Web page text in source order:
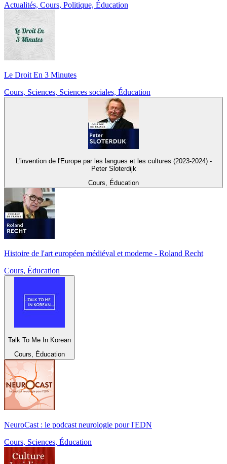
Actualités, Cours, Politique, Éducation
Le Droit En 3 Minutes
Cours, Sciences, Sciences sociales, Éducation
L'invention de l'Europe par les langues et les cultures (2023-2024) -
Peter Sloterdijk
Cours, Éducation
Histoire de l'art européen médiéval et moderne - Roland Recht
Cours, Éducation
Talk To Me In Korean
Cours, Éducation
NeuroCast : le podcast neurologie pour l'EDN
Cours, Sciences, Éducation